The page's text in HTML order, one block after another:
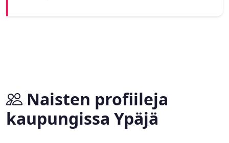
Naisten profiileja
kaupungissa Ypäjä